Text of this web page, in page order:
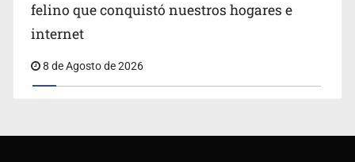
felino que conquistó nuestros hogares e
internet
8 de Agosto de 2026